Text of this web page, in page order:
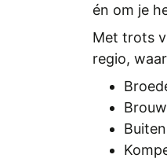
én om je
Met trots
regio,